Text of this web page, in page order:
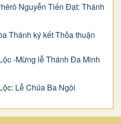
Nguyễn Tiến Đạt: Thánh
Thánh ký kết Thỏa thuận
-Mừng lễ Thánh Đa Minh
Lễ Chúa Ba Ngôi